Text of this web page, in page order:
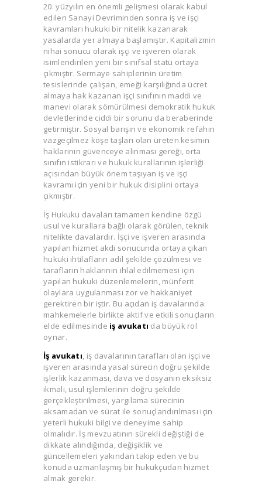
20. yüzyılın en önemli gelişmesi olarak kabul
edilen Sanayi Devriminden sonra iş ve işçi
kavramları hukuki bir nitelik kazanarak
yasalarda yer almaya başlamıştır. Kapitalizmin
nihai sonucu olarak işçi ve işveren olarak
isimlendirilen yeni bir sınıfsal statü ortaya
çıkmıştır. Sermaye sahiplerinin üretim
tesislerinde çalışan, emeği karşılığında ücret
almaya hak kazanan işçi sınıfının maddi ve
manevi olarak sömürülmesi demokratik hukuk
devletlerinde ciddi bir sorunu da beraberinde
getirmiştir. Sosyal barışın ve ekonomik refahın
vazgeçilmez köşe taşları olan üreten kesimin
haklarının güvenceye alınması gereği, orta
sınıfın istikrarı ve hukuk kurallarının işlerliği
açısından büyük önem taşıyan iş ve işçi
kavramı için yeni bir hukuk disiplini ortaya
çıkmıştır.
İş Hukuku davaları tamamen kendine özgü
usul ve kurallara bağlı olarak görülen, teknik
nitelikte davalardır. İşçi ve işveren arasında
yapılan hizmet akdi sonucunda ortaya çıkan
hukuki ihtilafların adil şekilde çözülmesi ve
tarafların haklarının ihlal edilmemesi için
yapılan hukuki düzenlemelerin, münferit
olaylara uygulanması zor ve hakkaniyet
gerektiren bir iştir. Bu açıdan iş davalarında
mahkemelerle birlikte aktif ve etkili sonuçların
elde edilmesinde iş avukatı da büyük rol
oynar.
İş avukatı, iş davalarının tarafları olan işçi ve
işveren arasında yasal sürecin doğru şekilde
işlerlik kazanması, dava ve dosyanın eksiksiz
ikmali, usul işlemlerinin doğru şekilde
gerçekleştirilmesi, yargılama sürecinin
aksamadan ve sürat ile sonuçlandırılması için
yeterli hukuki bilgi ve deneyime sahip
olmalıdır. İş mevzuatının sürekli değiştiği de
dikkate alındığında, değişiklik ve
güncellemeleri yakından takip eden ve bu
konuda uzmanlaşmış bir hukukçudan hizmet
almak gerekir.